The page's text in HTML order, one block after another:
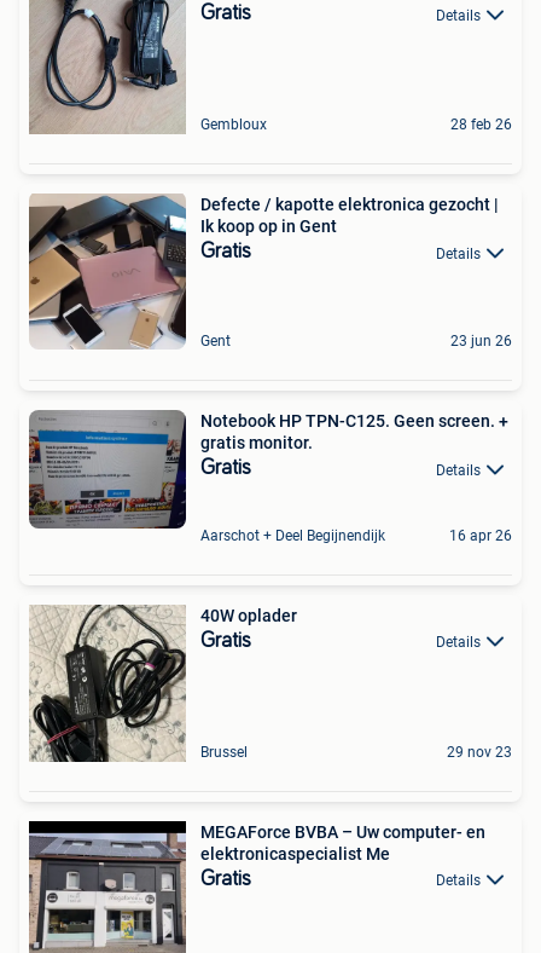
Gratis Details
Gembloux 28 feb 26
Defecte / kapotte elektronica gezocht |
Ik koop op in Gent
Gratis Details
Gent 23 jun 26
Notebook HP TPN-C125. Geen screen. +
gratis monitor.
Gratis Details
Aarschot + Deel Begijnendijk 16 apr 26
40W oplader
Gratis Details
Brussel 29 nov 23
MEGAForce BVBA – Uw computer- en
elektronicaspecialist Me
Gratis Details